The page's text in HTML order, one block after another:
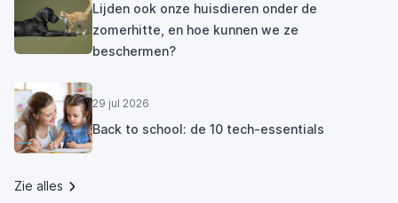
Lijden ook onze huisdieren onder de
zomerhitte, en hoe kunnen we ze
beschermen?
29 jul 2026
Back to school: de 10 tech-essentials
Zie alles